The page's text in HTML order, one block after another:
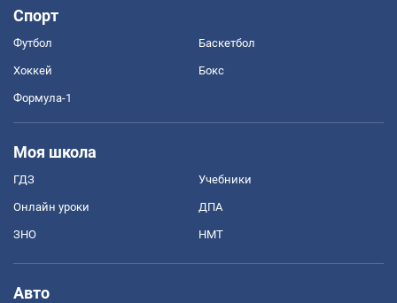
Спорт
Футбол Баскетбол
Хоккей Бокс
Формула-1
Моя школа
ГДЗ Учебники
Онлайн уроки ДПА
ЗНО НМТ
Авто